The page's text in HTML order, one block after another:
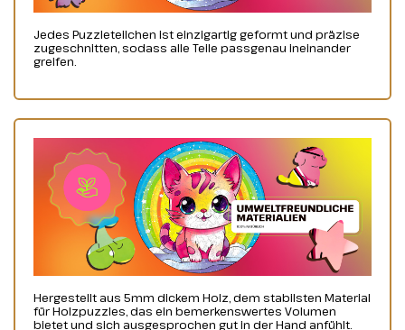
Jedes Puzzleteilchen ist einzigartig geformt und präzise
zugeschnitten, sodass alle Teile passgenau ineinander
greifen.
Hergestellt aus 5mm dickem Holz, dem stabilsten Material
für Holzpuzzles, das ein bemerkenswertes Volumen
bietet und sich ausgesprochen gut in der Hand anfühlt.